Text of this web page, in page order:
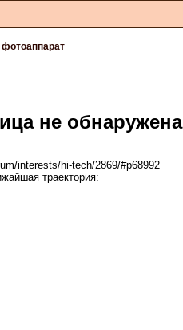
не обнаружена
interests/hi-tech/2869/#p68992
траектория: